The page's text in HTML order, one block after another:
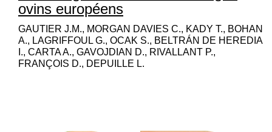
ovins européens
GAUTIER J.M., MORGAN DAVIES C., KADY T., BOHAN
A., LAGRIFFOUL G., OCAK S., BELTRÁN DE HEREDIA
I., CARTA A., GAVOJDIAN D., RIVALLANT P.,
FRANÇOIS D., DEPUILLE L.